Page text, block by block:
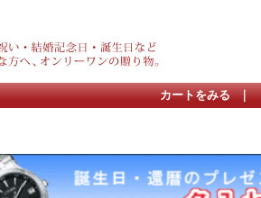
カートをみる ｜